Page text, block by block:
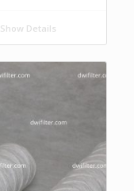
Show Details